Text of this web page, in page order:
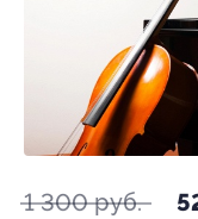
1 300 руб.